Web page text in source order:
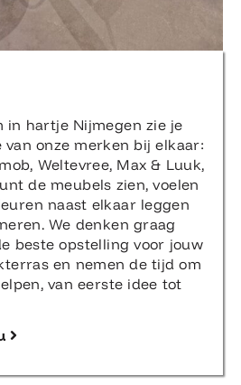
in hartje Nijmegen zie je
onze merken bij elkaar:
Weltevree, Max & Luuk,
de meubels zien, voelen
naast elkaar leggen
We denken graag
beste opstelling voor jouw
en nemen de tijd om
van eerste idee tot